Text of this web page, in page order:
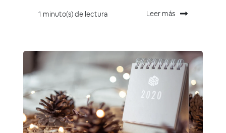
1 minuto(s) de lectura Leer más